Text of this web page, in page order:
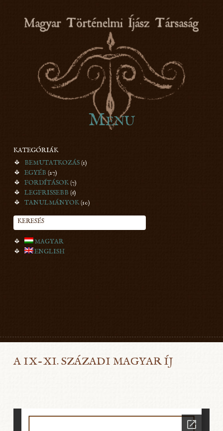
MTÍT
honfoglaláskori íjászat
Menu
Skip to content
KATEGÓRIÁK
BEMUTATKOZÁS(1)
EGYÉB (27)
FORDÍTÁSOK(7)
LEGFRISSEBB (6)
TANULMÁNYOK(10)
KERESÉS
MAGYAR
ENGLISH
A IX-XI. SZÁZADI MAGYAR ÍJ